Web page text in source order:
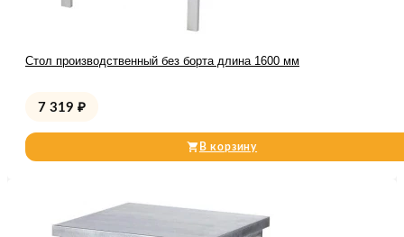
Стол производственный без борта длина 1600 мм
7 319 ₽
В корзину